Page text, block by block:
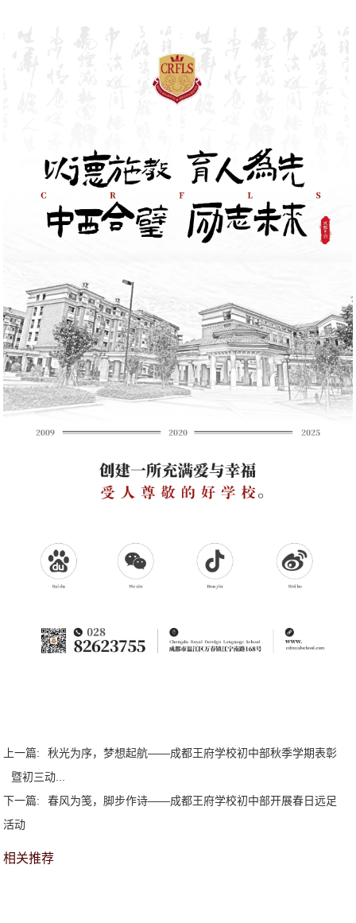
上一篇:
秋光为序，梦想起航——成都王府学校初中部秋季学期表彰
暨初三动...
下一篇:
春风为笺，脚步作诗——成都王府学校初中部开展春日远足
活动
相关推荐